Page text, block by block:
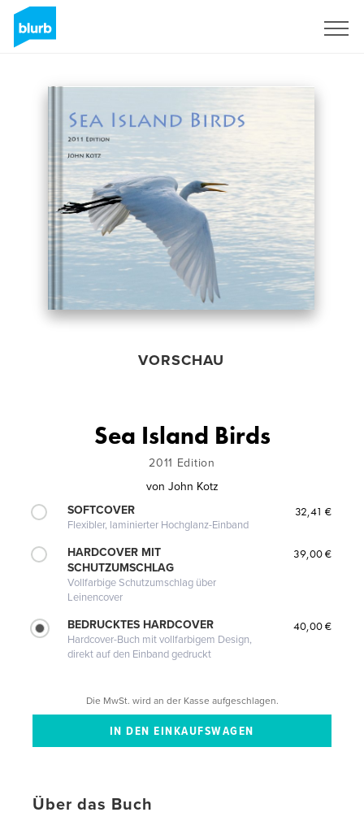
VORSCHAU
Sea Island Birds
2011 Edition
von John Kotz
SOFTCOVER
Flexibler, laminierter Hochglanz-Einband
32,41 €
HARDCOVER MIT
SCHUTZUMSCHLAG
Vollfarbige Schutzumschlag über
Leinencover
39,00 €
BEDRUCKTES HARDCOVER
Hardcover-Buch mit vollfarbigem Design,
direkt auf den Einband gedruckt
40,00 €
Die MwSt. wird an der Kasse aufgeschlagen.
Über das Buch